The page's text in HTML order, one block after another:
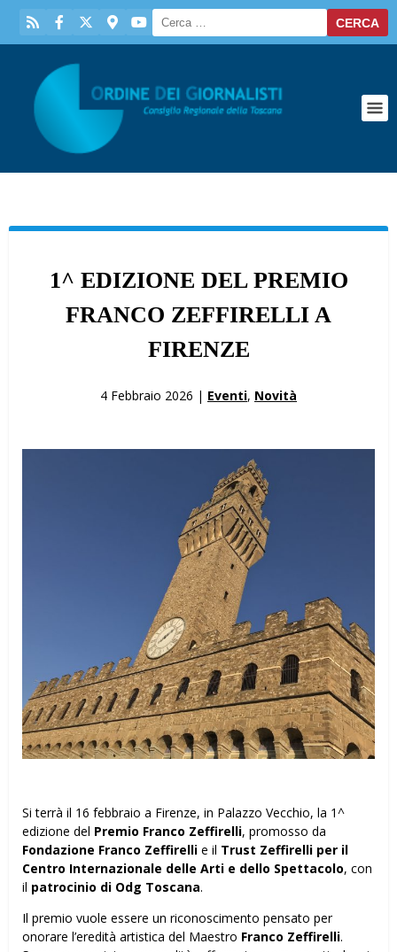
1^ EDIZIONE DEL PREMIO
FRANCO ZEFFIRELLI A
FIRENZE
4 Febbraio 2026 | Eventi, Novità
Si terrà il 16 febbraio a Firenze, in Palazzo Vecchio, la 1^
edizione del Premio Franco Zeffirelli, promosso da
Fondazione Franco Zeffirelli e il Trust Zeffirelli per il
Centro Internazionale delle Arti e dello Spettacolo, con
il patrocinio di Odg Toscana.
Il premio vuole essere un riconoscimento pensato per
onorare l’eredità artistica del Maestro Franco Zeffirelli.